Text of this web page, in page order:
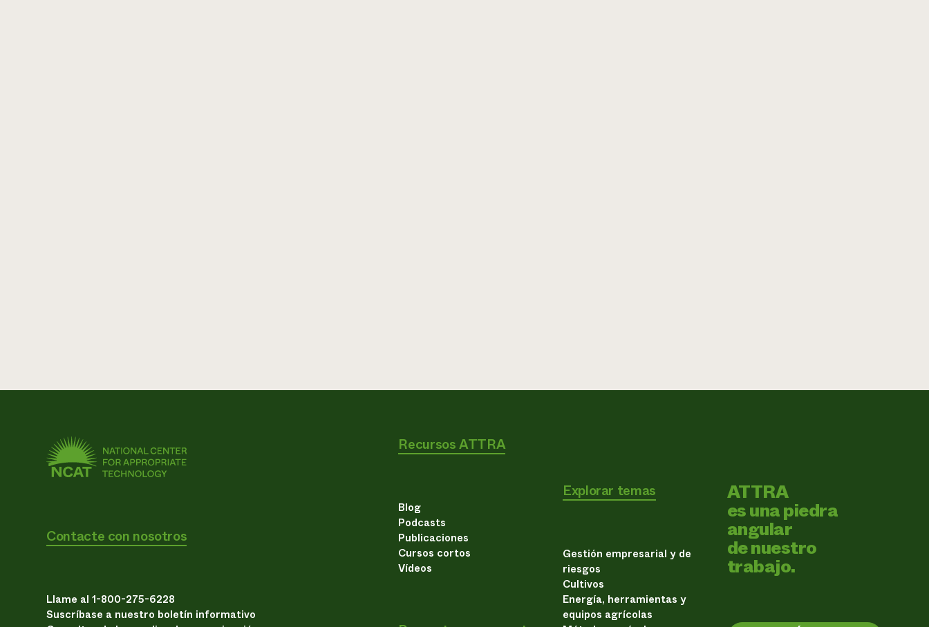
Contacte con nosotros
Llame al 1-800-275-6228
Suscríbase a nuestro boletín informativo
Recursos ATTRA
Blog
Podcasts
Publicaciones
Cursos cortos
Vídeos
Explorar temas
Gestión empresarial y de
riesgos
Cultivos
Energía, herramientas y
equipos agrícolas
ATTRA
es una piedra
angular
de nuestro
trabajo.